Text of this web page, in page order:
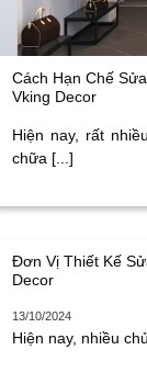
Cách Hạn Chế
Vking Decor
Hiện nay, rất
chữa [...]
Đơn Vị Thiết Kế
Decor
13/10/2024
Hiện nay, nhiều